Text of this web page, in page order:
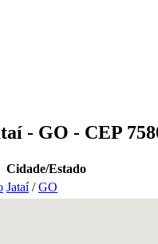
- GO - CEP
Cidade/Estado
Jataí/GO